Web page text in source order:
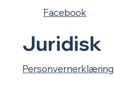
Facebook
Juridisk
Personvernerklæring